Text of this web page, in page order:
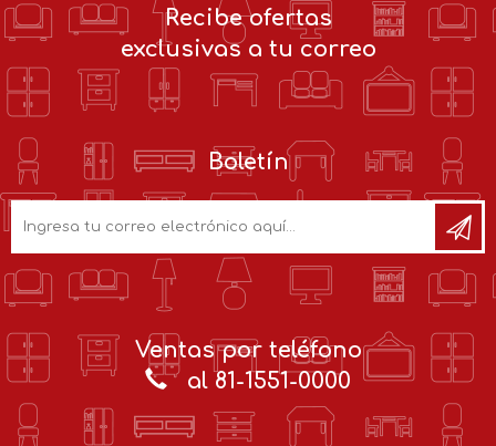
Recibe ofertas
exclusivas a tu correo
Boletín
Ventas por teléfono
al 81-1551-0000